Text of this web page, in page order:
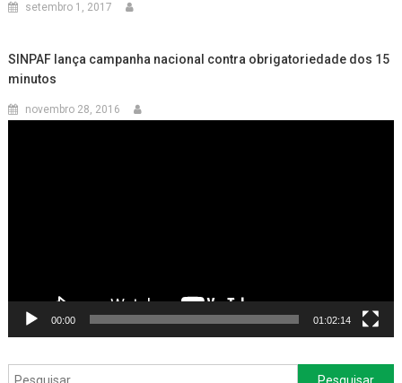
setembro 1, 2017
SINPAF lança campanha nacional contra obrigatoriedade dos 15
minutos
novembro 28, 2016
00:00 01:02:14
Pesquisar